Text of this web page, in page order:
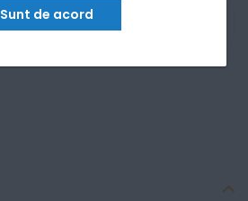
Sunt de acord
Am nevoie de ajutor